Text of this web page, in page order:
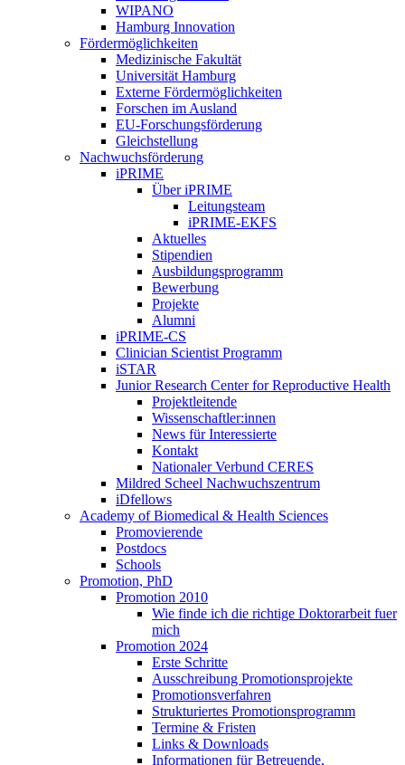
WIPANO
Hamburg Innovation
Fördermöglichkeiten
Medizinische Fakultät
Universität Hamburg
Externe Fördermöglichkeiten
Forschen im Ausland
EU-Forschungsförderung
Gleichstellung
Nachwuchsförderung
iPRIME
Über iPRIME
Leitungsteam
iPRIME-EKFS
Aktuelles
Stipendien
Ausbildungsprogramm
Bewerbung
Projekte
Alumni
iPRIME-CS
Clinician Scientist Programm
iSTAR
Junior Research Center for Reproductive Health
Projektleitende
Wissenschaftler:innen
News für Interessierte
Kontakt
Nationaler Verbund CERES
Mildred Scheel Nachwuchszentrum
iDfellows
Academy of Biomedical & Health Sciences
Promovierende
Postdocs
Schools
Promotion, PhD
Promotion 2010
Wie finde ich die richtige Doktorarbeit fuer
mich
Promotion 2024
Erste Schritte
Ausschreibung Promotionsprojekte
Promotionsverfahren
Strukturiertes Promotionsprogramm
Termine & Fristen
Links & Downloads
Informationen für Betreuende,